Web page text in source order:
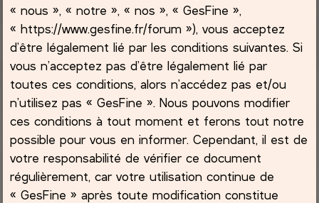
« nous », « notre », « nos », « GesFine »,
« https://www.gesfine.fr/forum »), vous acceptez
d’être légalement lié par les conditions suivantes. Si
vous n’acceptez pas d’être légalement lié par
toutes ces conditions, alors n’accédez pas et/ou
n’utilisez pas « GesFine ». Nous pouvons modifier
ces conditions à tout moment et ferons tout notre
possible pour vous en informer. Cependant, il est de
votre responsabilité de vérifier ce document
régulièrement, car votre utilisation continue de
« GesFine » après toute modification constitue